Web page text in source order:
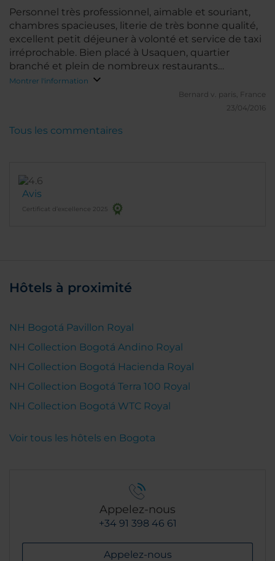
Personnel très professionnel, aimable et souriant,
chambres spacieuses, literie de très bonne qualité,
excellent petit déjeuner à volonté et service de taxi
irréprochable. Bien placé à Usaquen, quartier
branché et plein de nombreux restaurants
charmants.
Montrer l'information
Bernard v. paris, France
23/04/2016
Avis
Certificat d’excellence 2025
Tous les commentaires
Hôtels à proximité
NH Bogotá Pavillon Royal
NH Collection Bogotá Andino Royal
NH Collection Bogotá Hacienda Royal
NH Collection Bogotá Terra 100 Royal
NH Collection Bogotá WTC Royal
Voir tous les hôtels en Bogota
Appelez-nous
+34 91 398 46 61
Appelez-nous